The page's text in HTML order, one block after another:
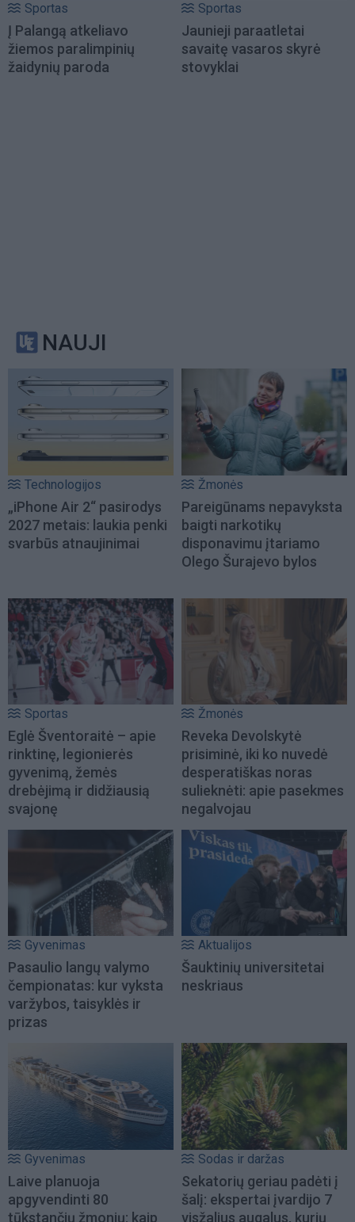
Sportas
Į Palangą atkeliavo
žiemos paralimpinių
žaidynių paroda
Sportas
Jaunieji paraatletai
savaitę vasaros skyrė
stovyklai
NAUJI
Technologijos
„iPhone Air 2“ pasirodys
2027 metais: laukia penki
svarbūs atnaujinimai
Žmonės
Pareigūnams nepavyksta
baigti narkotikų
disponavimu įtariamo
Olego Šurajevo bylos
Sportas
Eglė Šventoraitė – apie
rinktinę, legionierės
gyvenimą, žemės
drebėjimą ir didžiausią
svajonę
Žmonės
Reveka Devolskytė
prisiminė, iki ko nuvedė
desperatiškas noras
sulieknėti: apie pasekmes
negalvojau
Gyvenimas
Pasaulio langų valymo
čempionatas: kur vyksta
varžybos, taisyklės ir
prizas
Aktualijos
Šauktinių universitetai
neskriaus
Gyvenimas
Laive planuoja
apgyvendinti 80
tūkstančių žmonių: kaip
Sodas ir daržas
Sekatorių geriau padėti į
šalį: ekspertai įvardijo 7
visžalius augalus, kurių